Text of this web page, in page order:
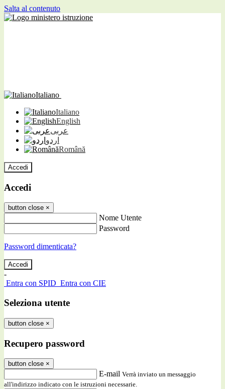
Salta al contenuto
Italiano
Italiano
English
عربى
اردو
Română
Accedi
Accedi
button close ×
Nome Utente
Password
Password dimenticata?
-
Entra con SPID Entra con CIE
Seleziona utente
button close ×
Recupero password
button close ×
E-mail Verrà inviato un messaggio
all'indirizzo indicato con le istruzioni necessarie.